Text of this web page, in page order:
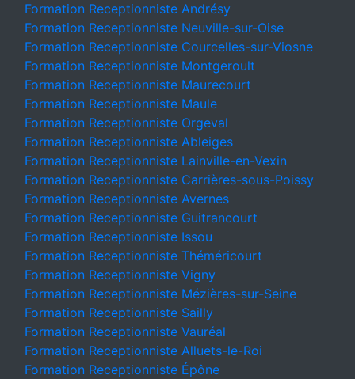
Formation Receptionniste Andrésy
Formation Receptionniste Neuville-sur-Oise
Formation Receptionniste Courcelles-sur-Viosne
Formation Receptionniste Montgeroult
Formation Receptionniste Maurecourt
Formation Receptionniste Maule
Formation Receptionniste Orgeval
Formation Receptionniste Ableiges
Formation Receptionniste Lainville-en-Vexin
Formation Receptionniste Carrières-sous-Poissy
Formation Receptionniste Avernes
Formation Receptionniste Guitrancourt
Formation Receptionniste Issou
Formation Receptionniste Théméricourt
Formation Receptionniste Vigny
Formation Receptionniste Mézières-sur-Seine
Formation Receptionniste Sailly
Formation Receptionniste Vauréal
Formation Receptionniste Alluets-le-Roi
Formation Receptionniste Épône